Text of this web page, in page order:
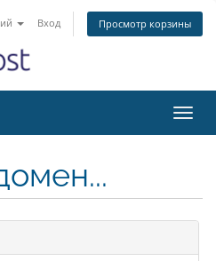
Вход Просмотр корзины